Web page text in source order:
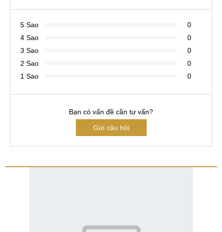
5 Sao
0
4 Sao
0
3 Sao
0
2 Sao
0
1 Sao
0
Bạn có vấn đề cần tư vấn?
Gửi câu hỏi